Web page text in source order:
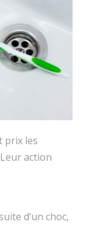
prix les
action
d’un choc,